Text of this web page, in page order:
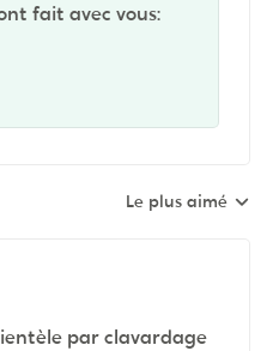
fait avec vous:
Réponses triées par
Le plus aimé
par clavardage